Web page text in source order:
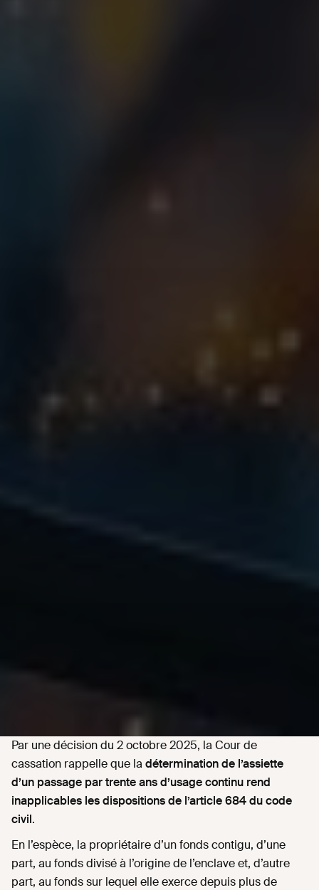
Par une décision du 2 octobre 2025, la Cour de
cassation rappelle que la détermination de l’assiette
d’un passage par trente ans d’usage continu rend
inapplicables les dispositions de l’article 684 du code
civil.
En l’espèce, la propriétaire d’un fonds contigu, d’une
part, au fonds divisé à l’origine de l’enclave et, d’autre
part, au fonds sur lequel elle exerce depuis plus de